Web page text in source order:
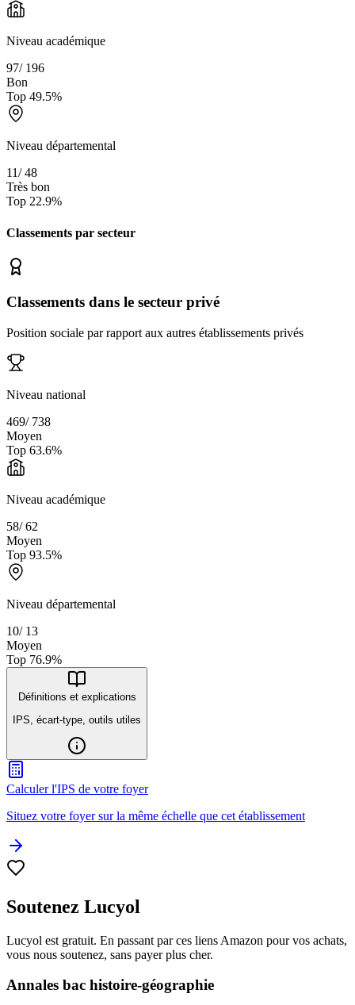
Niveau académique
97/ 196
Bon
Top 49.5%
Niveau départemental
11/48
Très bon
Top 22.9%
Classements par secteur
Classements dans le secteur privé
Position sociale par rapport aux autres établissements privés
Niveau national
469/ 738
Moyen
Top 63.6%
Niveau académique
58/62
Moyen
Top 93.5%
Niveau départemental
10/ 13
Moyen
Top 76.9%
Définitions et explications
IPS, écart-type, outils utiles
Calculer l'IPS de votre foyer
Situez votre foyer sur la même échelle que cet établissement
Soutenez Lucyol
Lucyol est gratuit. En passant par ces liens Amazon pour vos achats,
vous nous soutenez, sans payer plus cher.
Annales bac histoire-géographie